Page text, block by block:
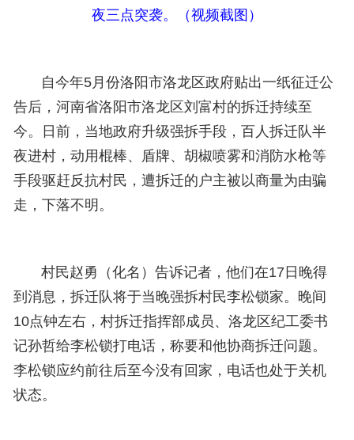
夜三点突袭。（视频截图）
自今年5月份洛阳市洛龙区政府贴出一纸征迁公
告后，河南省洛阳市洛龙区刘富村的拆迁持续至
今。日前，当地政府升级强拆手段，百人拆迁队半
夜进村，动用棍棒、盾牌、胡椒喷雾和消防水枪等
手段驱赶反抗村民，遭拆迁的户主被以商量为由骗
走，下落不明。
村民赵勇（化名）告诉记者，他们在17日晚得
到消息，拆迁队将于当晚强拆村民李松锁家。晚间
10点钟左右，村拆迁指挥部成员、洛龙区纪工委书
记孙哲给李松锁打电话，称要和他协商拆迁问题。
李松锁应约前往后至今没有回家，电话也处于关机
状态。